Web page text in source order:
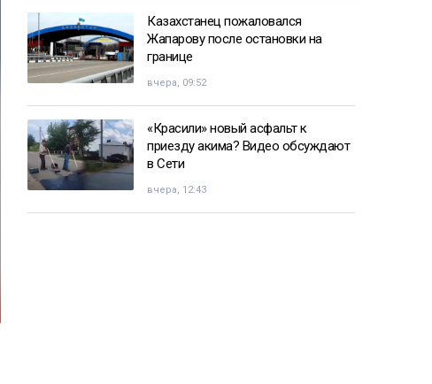
Казахстанец пожаловался
Жапарову после остановки на
границе
вчера, 09:52
«Красили» новый асфальт к
приезду акима? Видео обсуждают
в Сети
вчера, 12:43